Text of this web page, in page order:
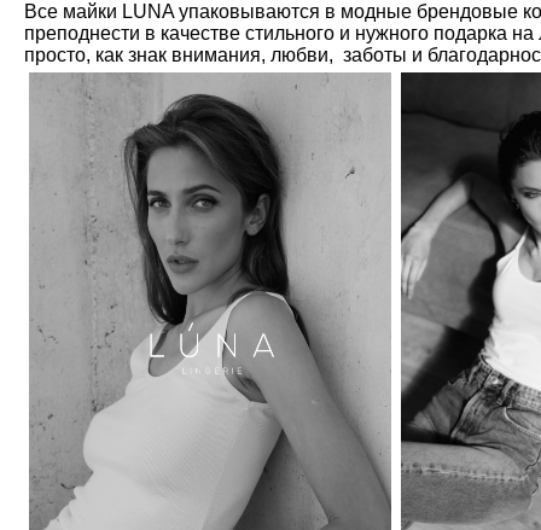
Все майки LUNA упаковываются в модные брендовые
преподнести в качестве стильного и нужного подарка
просто, как знак внимания, любви, заботы и